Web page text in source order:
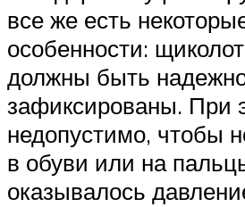
все же есть
особенности:
должны быть
зафиксированы. При
недопустимо, чтобы
в обуви или на
оказывалось